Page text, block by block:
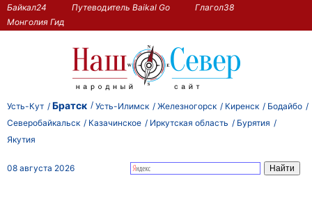
Байкал24 Путеводитель Baikal Go
Глагол38
Монголия Гид
Усть-Кут Братск Усть-Илимск Железногорск Киренск
Бодайбо
Северобайкальск
Казачинское Иркутская область
Бурятия
Якутия
08 августа 2026